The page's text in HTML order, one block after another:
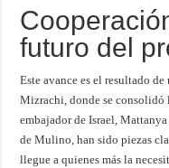
futuro del
Este avance es el resultado
Mizrachi, donde se consolidó
embajador de Israel,
de Mulino, han sido piezas
llegue a quienes más la